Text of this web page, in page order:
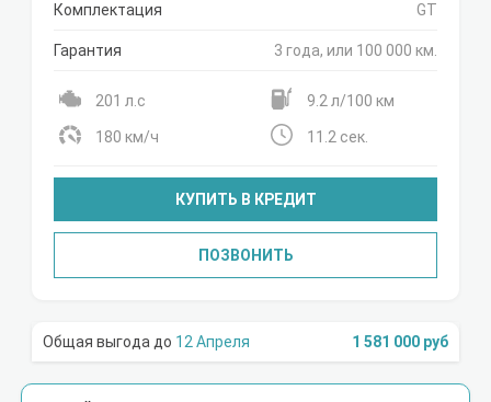
Комплектация GT
Гарантия 3 года, или 100 000 км.
201 л.с 9.2 л/100 км
180 км/ч 11.2 сек.
КУПИТЬ В КРЕДИТ
ПОЗВОНИТЬ
12 Апреля 1 581 000 руб